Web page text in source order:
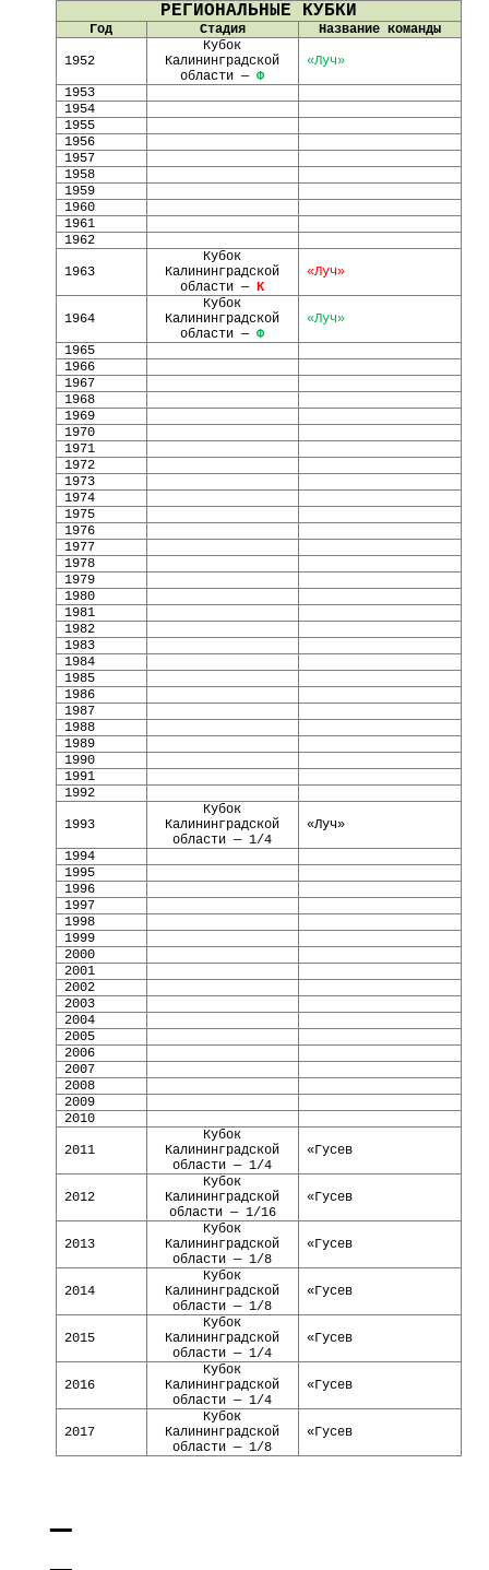
РЕГИОНАЛЬНЫЕ КУБКИ
Год Стадия Название команды
1952
Кубок
Калининградской
области —Ф
«Луч»
1953
1954
1955
1956
1957
1958
1959
1960
1961
1962
1963
Кубок
Калининградской
области —К
«Луч»
1964
Кубок
Калининградской
области —Ф
«Луч»
1965
1966
1967
1968
1969
1970
1971
1972
1973
1974
1975
1976
1977
1978
1979
1980
1981
1982
1983
1984
1985
1986
1987
1988
1989
1990
1991
1992
1993
Кубок
Калининградской
области — 1/4
«Луч»
1994
1995
1996
1997
1998
1999
2000
2001
2002
2003
2004
2005
2006
2007
2008
2009
2010
2011
Кубок
Калининградской
области — 1/4
«Гусев
2012
Кубок
Калининградской
области — 1/16
«Гусев
2013
Кубок
Калининградской
области — 1/8
«Гусев
2014
Кубок
Калининградской
области — 1/8
«Гусев
2015
Кубок
Калининградской
области — 1/4
«Гусев
2016
Кубок
Калининградской
области — 1/4
«Гусев
2017
Кубок
Калининградской
области — 1/8
«Гусев